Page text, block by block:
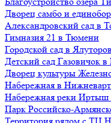
Дворец самбо и
Александровский сад в
Гимназия 21 в Тюмени
Городской сад в
Детский сад Газовичок
Дворец культуры
Набережная в
Набережная реки
Парк Российско-